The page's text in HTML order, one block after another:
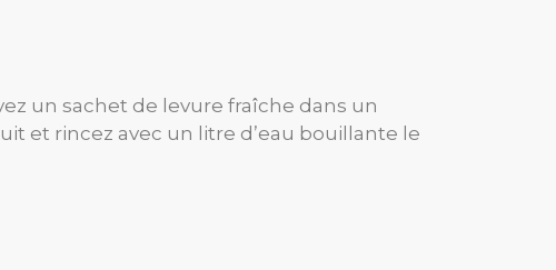
un sachet de levure fraîche dans un
et rincez avec un litre d’eau bouillante le